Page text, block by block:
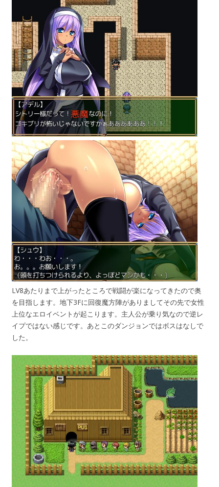
LV8あたりまで上がったところで戦闘が楽になってきたので奥
を目指します。地下3Fに回復魔方陣がありましてその先で女性
上位なエロイベントが起こります。主人公が乗り気なので逆レ
イプではない感じです。あとこのダンジョンではボスはなしで
した。